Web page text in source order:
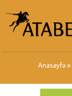
Anasayfa»